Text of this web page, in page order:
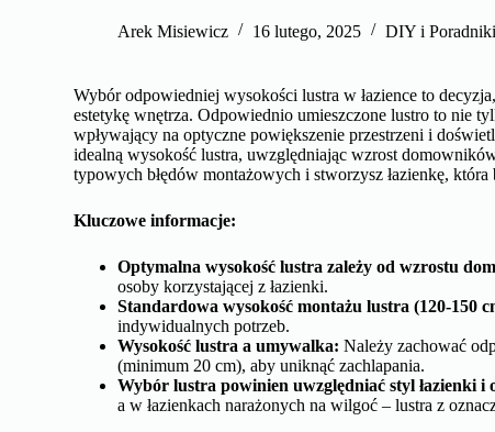
Arek Misiewicz 16 lutego, 2025 DIY i Poradniki
Wybór odpowiedniej wysokości lustra w łazience to
estetykę wnętrza. Odpowiednio umieszczone lustro to nie
wpływający na optyczne powiększenie przestrzeni i
idealną wysokość lustra, uwzględniając wzrost
typowych błędów montażowych i stworzysz łazienkę,
Kluczowe informacje:
Optymalna wysokość lustra zależy od wzrostu
osoby korzystającej z łazienki.
Standardowa wysokość montażu lustra (120-150
indywidualnych potrzeb.
Wysokość lustra a umywalka: Należy zachować
(minimum 20 cm), aby uniknąć zachlapania.
Wybór lustra powinien uwzględniać styl łazienki i
a w łazienkach narażonych na wilgoć – lustra z